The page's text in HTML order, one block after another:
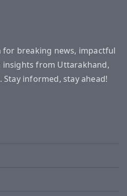
breaking news, impactful
insights from Uttarakhand,
informed, stay ahead!